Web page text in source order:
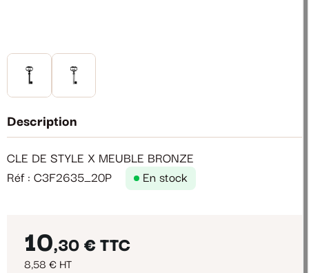
Description
CLE DE STYLE X MEUBLE BRONZE
Réf : C3F2635_20P
En stock
10,30 € TTC
8,58 € HT